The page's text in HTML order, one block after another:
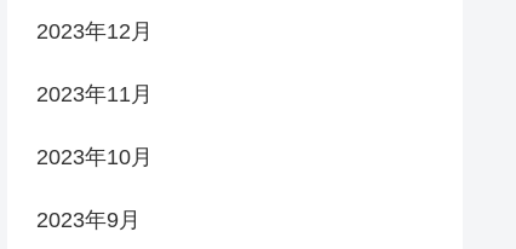
2023年12月
2023年11月
2023年10月
2023年9月